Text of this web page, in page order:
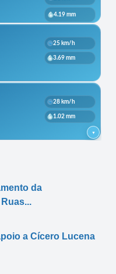
da
a Cícero Lucena